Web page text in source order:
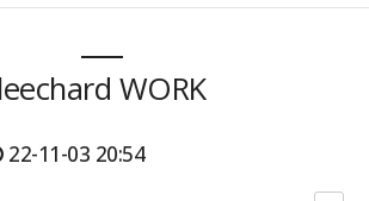
leechard WORK
22-11-03 20:54